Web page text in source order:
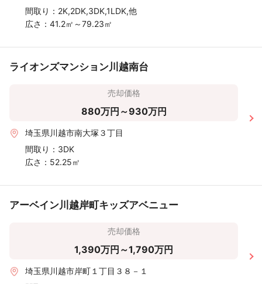
間取り： 2K,2DK,3DK,1LDK,他
広さ： 41.2㎡～79.23㎡
ライオンズマンション川越南台
売却価格
880万円～930万円
埼玉県川越市南大塚３丁目
間取り： 3DK
広さ： 52.25㎡
アーベイン川越岸町キッズアベニュー
売却価格
1,390万円～1,790万円
埼玉県川越市岸町１丁目３８－１